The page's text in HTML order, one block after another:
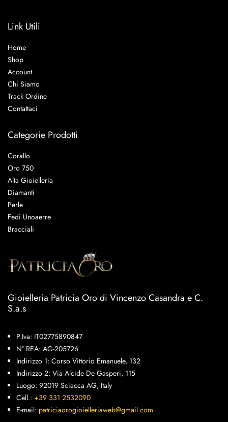
Gioielleria Patricia Oro di Vincenzo Casandra e C.
S.a.s
P.Iva: IT02775890847
N° REA: AG-205726
Indirizzo 1: Corso Vittorio Emanuele, 132
Indirizzo 2: Via Alcide De Gasperi, 115
Luogo: 92019 Sciacca AG, Italy
Cell.: +39 331 2532090
E-mail: patriciaorogioielleriaweb@gmail.com
Categorie Prodotti
Corallo
Oro 750
Alta Gioielleria
Diamanti
Perle
Fedi Unoaerre
Bracciali
Link Utili
Home
Shop
Account
Chi Siamo
Track Ordine
Contattaci